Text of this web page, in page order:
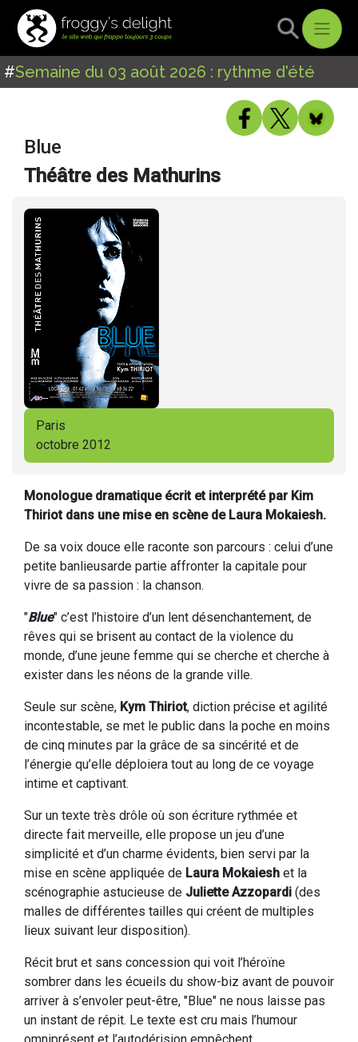
#Semaine du 03 août 2026 : rythme d'été
Blue
Théâtre des Mathurins
Paris
octobre 2012
Monologue dramatique écrit et interprété par Kim
Thiriot dans une mise en scène de Laura Mokaiesh.
De sa voix douce elle raconte son parcours : celui d’une
petite banlieusarde partie affronter la capitale pour
vivre de sa passion : la chanson.
"Blue" c’est l’histoire d’un lent désenchantement, de
rêves qui se brisent au contact de la violence du
monde, d’une jeune femme qui se cherche et cherche à
exister dans les néons de la grande ville.
Seule sur scène, Kym Thiriot, diction précise et agilité
incontestable, se met le public dans la poche en moins
de cinq minutes par la grâce de sa sincérité et de
l’énergie qu’elle déploiera tout au long de ce voyage
intime et captivant.
Sur un texte très drôle où son écriture rythmée et
directe fait merveille, elle propose un jeu d’une
simplicité et d’un charme évidents, bien servi par la
mise en scène appliquée de Laura Mokaiesh et la
scénographie astucieuse de Juliette Azzopardi (des
malles de différentes tailles qui créent de multiples
lieux suivant leur disposition).
Récit brut et sans concession qui voit l’héroïne
sombrer dans les écueils du show-biz avant de pouvoir
arriver à s’envoler peut-être, "Blue" ne nous laisse pas
un instant de répit. Le texte est cru mais l’humour